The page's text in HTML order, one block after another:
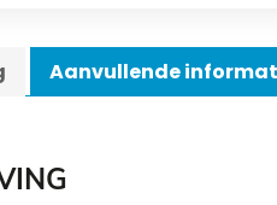
Aanvullende